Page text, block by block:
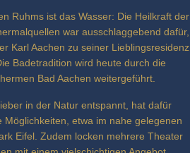
Ruhms ist das Wasser: Die Heilkraft der
war ausschlaggebend dafür,
Karl Aachen zu seiner Lieblingsresidenz
Badetradition wird heute durch die
Bad Aachen weitergeführt.
in der Natur entspannt, hat dafür
Möglichkeiten, etwa im nahe gelegenen
Eifel. Zudem locken mehrere Theater